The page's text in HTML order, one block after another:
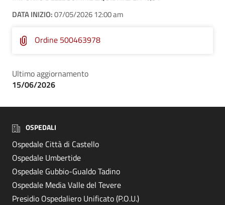
DATA INIZIO:07/05/2026 12:00 am
Ordine 500463978
Ultimo aggiornamento
15/06/2026
OSPEDALI
Ospedale Città di Castello
Ospedale Umbertide
Ospedale Gubbio-Gualdo Tadino
Ospedale Media Valle del Tevere
Presidio Ospedaliero Unificato (P.O.U.)